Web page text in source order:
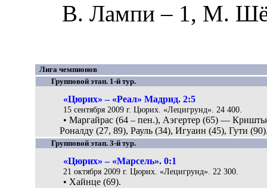
В. Лампи – 1, М.
Лига чемпионов
Групповой этап. 1-й тур.
«Цюрих» – «Реал» Мадрид. 2:5
15 сентября 2009 г. Цюрих. «Лецигрунд». 24 400.
• Маргайрас (64 – пен.), Аэгертер (65) —
Роналду (27, 89), Рауль (34), Игуаин (45), Гути
Групповой этап. 3-й тур.
«Цюрих» – «Марсель». 0:1
21 октября 2009 г. Цюрих. «Лецигрунд». 22 300.
• Хайнце (69).